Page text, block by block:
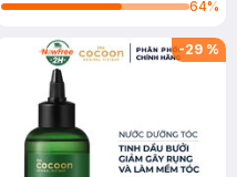
64%
-29 %